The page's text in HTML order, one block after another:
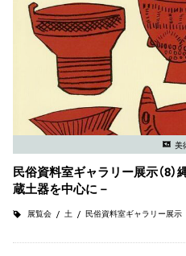
美
民俗資料室ギャラリー展示（8
蔵土器を中心に－
展覧会 土 民俗資料室ギャラリー展示